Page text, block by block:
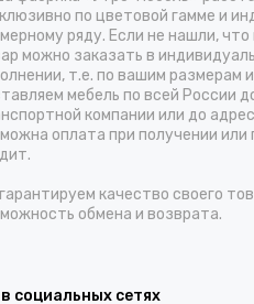
по цветовой гамме и
ряду. Если не нашли, что
можно заказать в
т.е. по вашим размерам
мебель по всей России
компании или до
оплата при получении или
качество своего
обмена и возврата.
социальных сетях